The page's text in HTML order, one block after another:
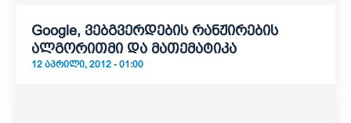
Google, ვებგვერდების რანჟირების
ალგორითმი და მათემატიკა
12 ᲐᲞᲠᲘᲚᲘ, 2012 - 01:00